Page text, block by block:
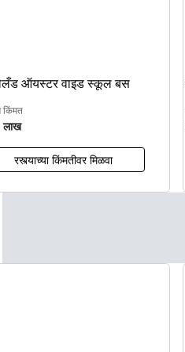
ऑयस्टर वाइड स्कूल बस
किंमत
लाख
रस्त्याच्या किंमतीवर मिळवा